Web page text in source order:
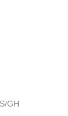
GH